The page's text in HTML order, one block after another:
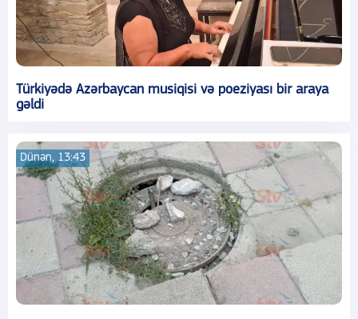
Türkiyədə Azərbaycan musiqisi və poeziyası bir araya
gəldi
Dünən, 13:43